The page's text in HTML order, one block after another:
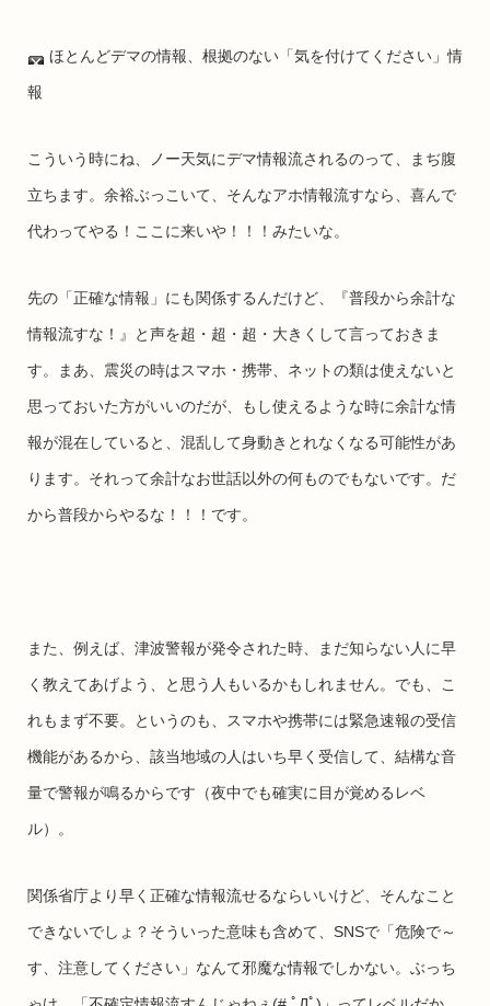
ほとんどデマの情報、根拠のない「気を付けてください」情
報
こういう時にね、ノー天気にデマ情報流されるのって、まぢ腹
立ちます。余裕ぶっこいて、そんなアホ情報流すなら、喜んで
代わってやる！ここに来いや！！！みたいな。
先の「正確な情報」にも関係するんだけど、『普段から余計な
情報流すな！』と声を超・超・超・大きくして言っておきま
す。まあ、震災の時はスマホ・携帯、ネットの類は使えないと
思っておいた方がいいのだが、もし使えるような時に余計な情
報が混在していると、混乱して身動きとれなくなる可能性があ
ります。それって余計なお世話以外の何ものでもないです。だ
から普段からやるな！！！です。
また、例えば、津波警報が発令された時、まだ知らない人に早
く教えてあげよう、と思う人もいるかもしれません。でも、こ
れもまず不要。というのも、スマホや携帯には緊急速報の受信
機能があるから、該当地域の人はいち早く受信して、結構な音
量で警報が鳴るからです（夜中でも確実に目が覚めるレベ
ル）。
関係省庁より早く正確な情報流せるならいいけど、そんなこと
できないでしょ？そういった意味も含めて、SNSで「危険で～
す、注意してください」なんて邪魔な情報でしかない。ぶっち